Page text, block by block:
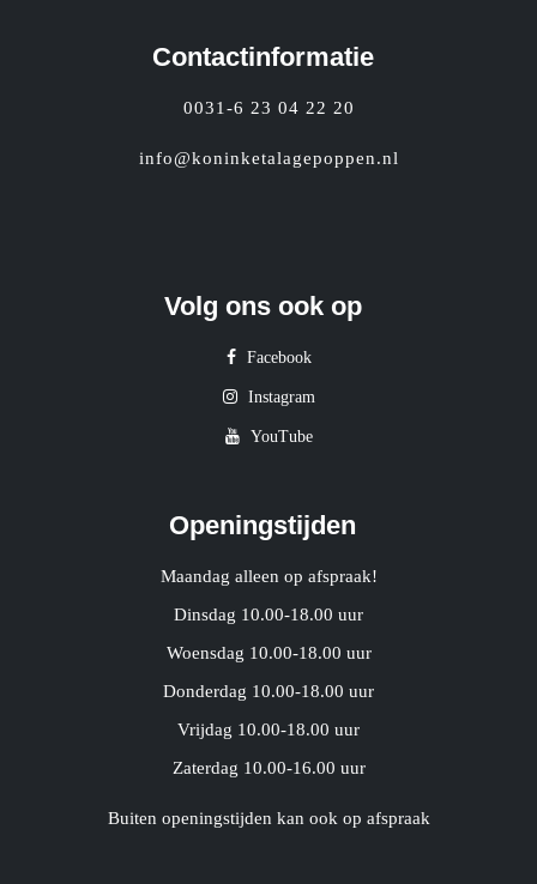
Contactinformatie
0031-6 23 04 22 20
info@koninketalagepoppen.nl
Volg ons ook op
Facebook
Instagram
YouTube
Openingstijden
Maandag alleen op afspraak!
Dinsdag 10.00-18.00 uur
Woensdag 10.00-18.00 uur
Donderdag 10.00-18.00 uur
Vrijdag 10.00-18.00 uur
Zaterdag 10.00-16.00 uur
Buiten openingstijden kan ook op afspraak